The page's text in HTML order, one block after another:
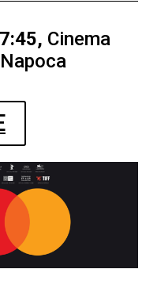
Cinema